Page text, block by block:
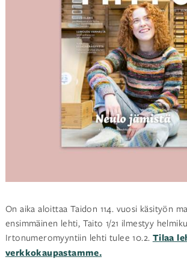
On aika aloittaa Taidon 114. vuosi käsityön
ensimmäinen lehti, Taito 1/21 ilmestyy
Irtonumeromyyntiin lehti tulee 10.2. Tilaa
verkkokaupastamme.